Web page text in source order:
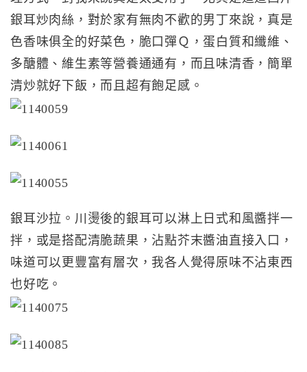
銀耳炒肉絲，對於家有無肉不歡的男丁來說，真是
色香味俱全的好菜色，脆口彈Ｑ，蛋白質和纖維、
多醣體、維生素等營養通通有，而且味清香，簡單
清炒就好下飯，而且超有飽足感。
銀耳沙拉。川燙後的銀耳可以淋上日式和風醬拌一
拌，或是搭配清脆蔬果，沾點芥末醬油直接入口，
味道可以更豐富有層次，我各人覺得原味不沾東西
也好吃。